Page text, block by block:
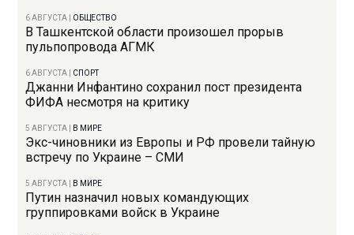
6 АВГУСТА ОБЩЕСТВО
В Ташкентской области произошел прорыв
пульпопровода АГМК
6 АВГУСТА СПОРТ
Джанни Инфантино сохранил пост президента
ФИФА несмотря на критику
5 АВГУСТА В МИРЕ
Экс-чиновники из Европы и РФ провели тайную
встречу по Украине – СМИ
5 АВГУСТА В МИРЕ
Путин назначил новых командующих
группировками войск в Украине